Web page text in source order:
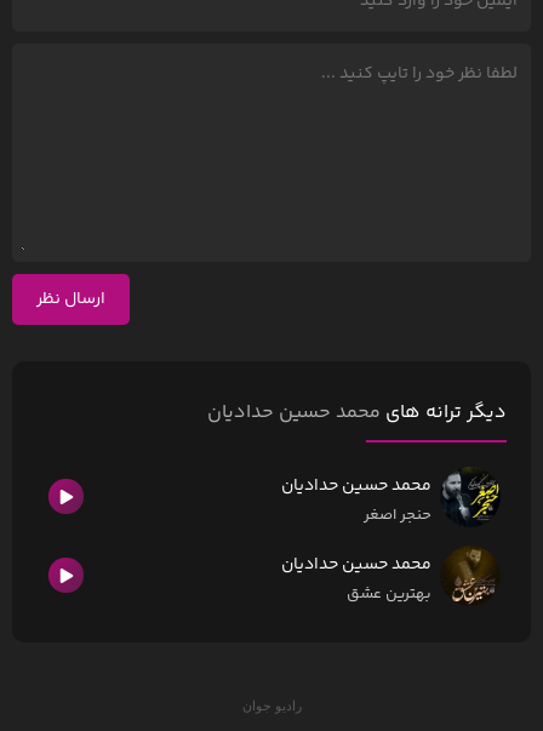
ارسال نظر
دیگر ترانه های محمد حسین حدادیان
محمد حسین حدادیان
حنجر اصغر
محمد حسین حدادیان
بهترین عشق
رادیو جوان